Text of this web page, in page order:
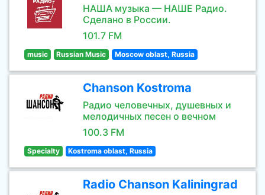
НАША музыка — НАШЕ Радио.
Сделано в России.
101.7 FM
music Russian Music Moscow oblast, Russia
Chanson Kostroma
Радио человечных, душевных и
мелодичных песен о вечном
100.3 FM
Specialty Kostroma oblast, Russia
Radio Chanson Kaliningrad